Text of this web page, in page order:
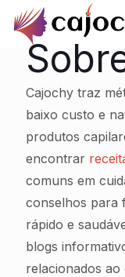
Cajochy traz
baixo custo e
produtos
encontrar
comuns em
conselhos para
rápido e
blogs
relacionados